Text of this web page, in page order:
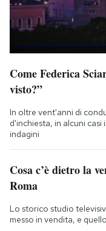
Come Federica
visto?”
In oltre vent'anni di
d'inchiesta, in alcuni
indagini
Cosa c’è dietro la
Roma
Lo storico studio
messo in vendita, e